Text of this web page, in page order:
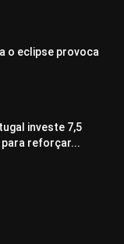
o eclipse provoca
investe 7,5
reforçar...